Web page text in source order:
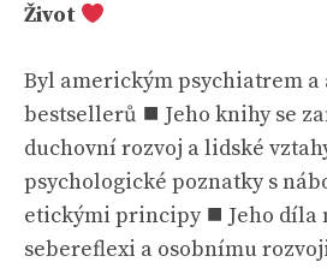
Život
Byl americkým psychiatrem a
bestsellerů ⯀ Jeho knihy se
duchovní rozvoj a lidské
psychologické poznatky s
etickými principy ⯀ Jeho díla
sebereflexi a osobnímu